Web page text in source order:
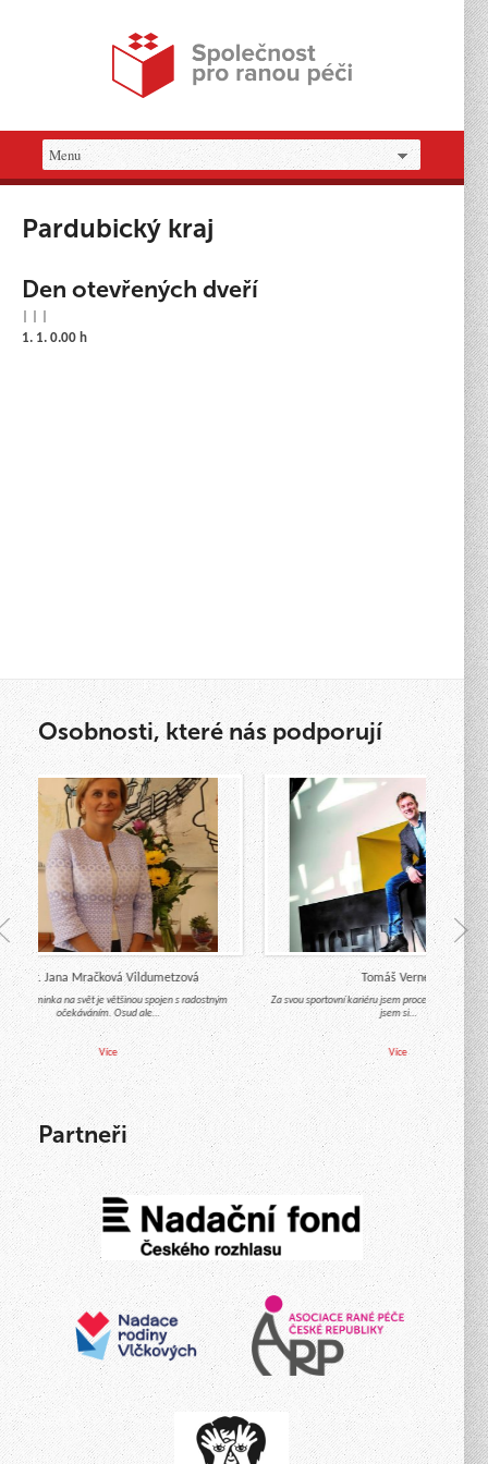
Pardubický kraj
Den otevřených dveří
1. 1. 0.00 h
Osobnosti, které nás podporují
Mgr. Jana Mračková Vildumetzová
miminka na svět je většinou spojen s radostným
očekáváním. Osud ale…
Více
Tomáš Verner
Za svou sportovní kariéru jsem procestoval celý svět
jsem si…
Více
Partneři